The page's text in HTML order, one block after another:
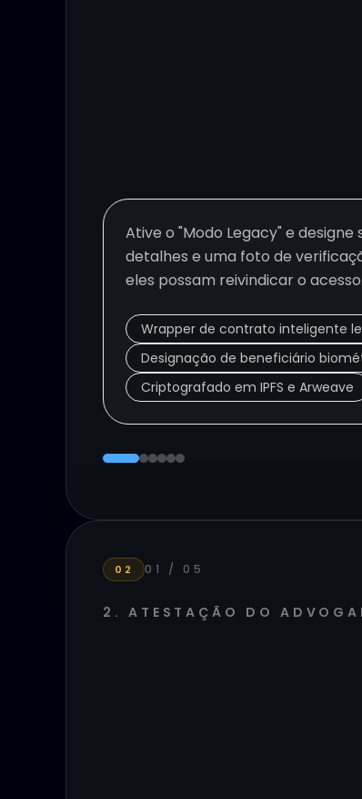
Ative o "Modo Legacy" e
detalhes e uma foto de
eles possam reivindicar o acesso.
Wrapper de contrato inteligente
Designação de beneficiário
Criptografado em IPFS e Arweave
02 01 / 05
2. ATESTAÇÃO DO